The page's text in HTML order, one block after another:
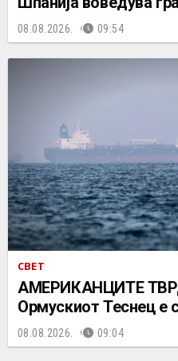
08.08.2026. 09:54
СВЕТ
АМЕРИКАНЦИТЕ
Ормускиот Теснец е
08.08.2026. 09:04